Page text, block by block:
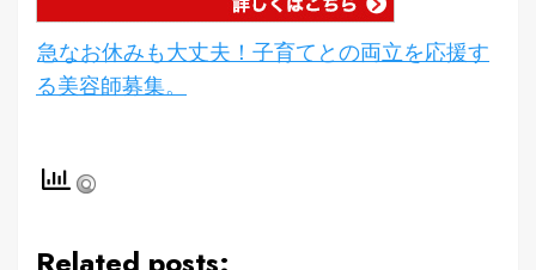
急なお休みも大丈夫！子育てとの両立を応援す
る美容師募集。